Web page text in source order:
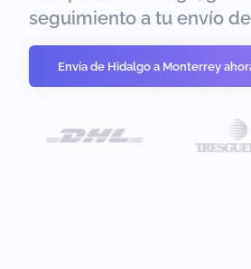
seguimiento a tu envío
Envía de Hidalgo a Monterrey